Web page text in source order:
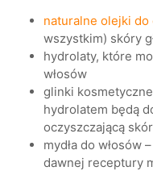
naturalne olejki do
wszystkim) skóry
hydrolaty, które
włosów
glinki
hydrolatem będą
oczyszczającą
mydła do włosów
dawnej receptury